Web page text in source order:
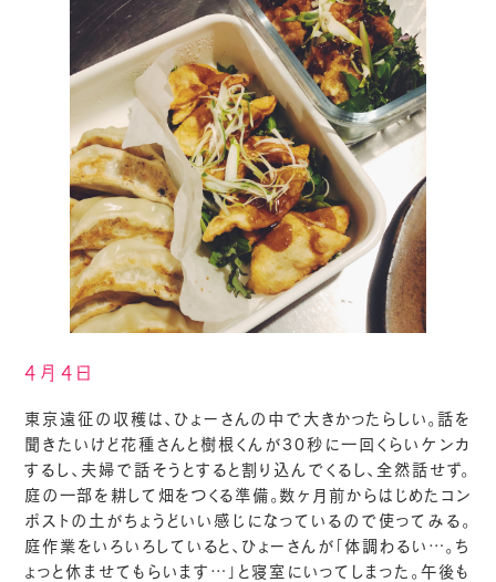
4月4日
東京遠征の収穫は、ひょーさんの中で大きかったらしい。話を
聞きたいけど花種さんと樹根くんが30秒に一回くらいケンカ
するし、夫婦で話そうとすると割り込んでくるし、全然話せず。
庭の一部を耕して畑をつくる準備。数ヶ月前からはじめたコン
ポストの土がちょうどいい感じになっているので使ってみる。
庭作業をいろいろしていると、ひょーさんが「体調わるい…。ち
ょっと休ませてもらいます…」と寝室にいってしまった。午後も